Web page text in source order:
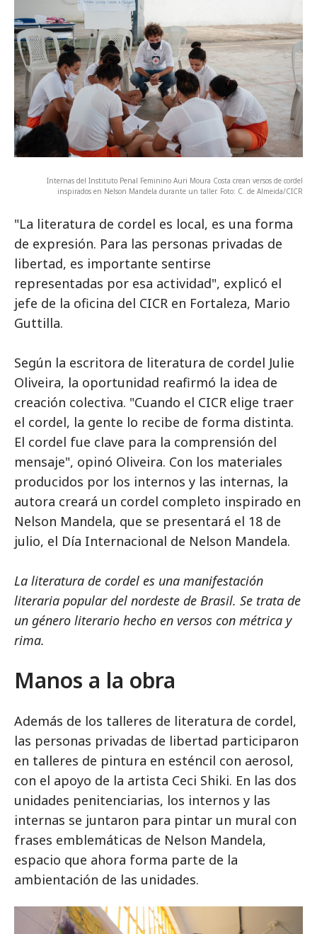
Internas del Instituto Penal Feminino Auri Moura Costa crean versos de cordel
inspirados en Nelson Mandela durante un taller. Foto: C. de Almeida/CICR
"La literatura de cordel es local, es una forma
de expresión. Para las personas privadas de
libertad, es importante sentirse
representadas por esa actividad", explicó el
jefe de la oficina del CICR en Fortaleza, Mario
Guttilla.
Según la escritora de literatura de cordel Julie
Oliveira, la oportunidad reafirmó la idea de
creación colectiva. "Cuando el CICR elige traer
el cordel, la gente lo recibe de forma distinta.
El cordel fue clave para la comprensión del
mensaje", opinó Oliveira. Con los materiales
producidos por los internos y las internas, la
autora creará un cordel completo inspirado en
Nelson Mandela, que se presentará el 18 de
julio, el Día Internacional de Nelson Mandela.
La literatura de cordel es una manifestación
literaria popular del nordeste de Brasil. Se trata de
un género literario hecho en versos con métrica y
rima.
Manos a la obra
Además de los talleres de literatura de cordel,
las personas privadas de libertad participaron
en talleres de pintura en esténcil con aerosol,
con el apoyo de la artista Ceci Shiki. En las dos
unidades penitenciarias, los internos y las
internas se juntaron para pintar un mural con
frases emblemáticas de Nelson Mandela,
espacio que ahora forma parte de la
ambientación de las unidades.